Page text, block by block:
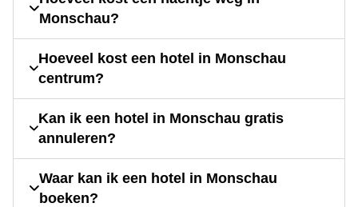
Monschau?
Hoeveel kost een hotel in Monschau
centrum?
Kan ik een hotel in Monschau gratis
annuleren?
Waar kan ik een hotel in Monschau
boeken?